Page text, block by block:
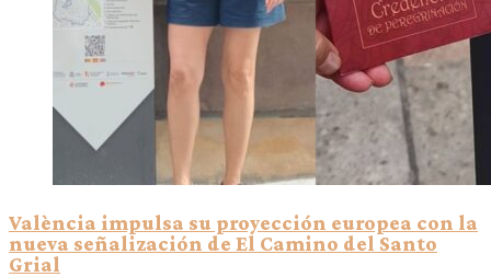
València impulsa su proyección europea con la
nueva señalización de El Camino del Santo
Grial